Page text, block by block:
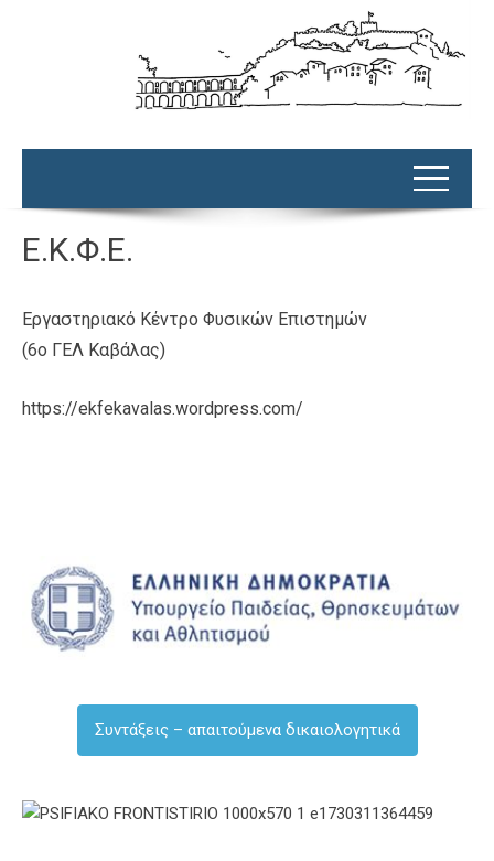
E.K.Φ.Ε.
Εργαστηριακό Κέντρο Φυσικών Επιστημών
(6ο ΓΕΛ Καβάλας)
https://ekfekavalas.wordpress.com/
Συντάξεις – απαιτούμενα δικαιολογητικά